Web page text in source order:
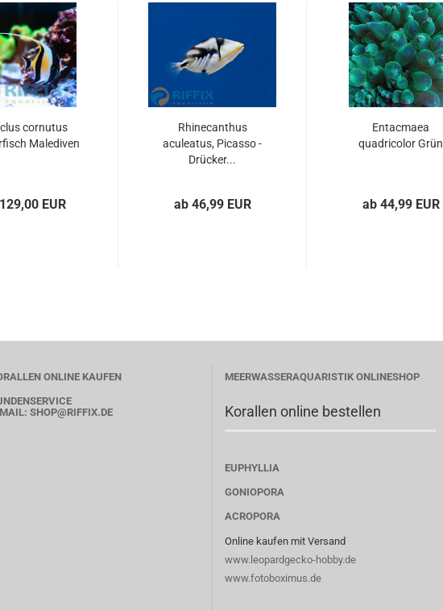
cornutus
Malediven
EUR
Rhinecanthus
aculeatus, Picasso -
Drücker...
ab 46,99 EUR
Entacmaea
quadricolor Grün
ab 44,99 EUR
ONLINE KAUFEN
SHOP@RIFFIX.DE
MEERWASSERAQUARISTIK ONLINESHOP
Korallen online bestellen
EUPHYLLIA
GONIOPORA
ACROPORA
Online kaufen mit Versand
www.leopardgecko-hobby.de
www.fotoboximus.de